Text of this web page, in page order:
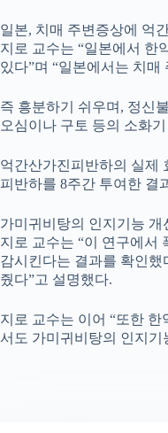
일본, 치매 주변증상에 억
지로 교수는 “일본에서 한
있다”며 “일본에서는 치
즉 흥분하기 쉬우며, 정신
오심이나 구토 등의 소화
억간산가진피반하의 실제
피반하를 8주간 투여한 결
가미귀비탕의 인지기능 개
지로 교수는 “이 연구에서
감시킨다는 결과를 확인
줬다”고 설명했다.
지로 교수는 이어 “또한
서도 가미귀비탕의 인지